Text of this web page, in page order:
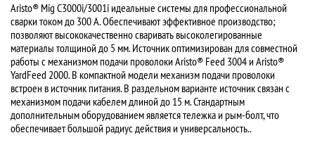
Aristo® Mig C3000i/3001i идеальные системы для профессиональной
сварки током до 300 А. Обеспечивают эффективное производство;
позволяют высококачественно сваривать высоколегированные
материалы толщиной до 5 мм. Источник оптимизирован для совместной
работы с механизмом подачи проволоки Aristo® Feed 3004 и Aristo®
YardFeed 2000. В компактной модели механизм подачи проволоки
встроен в источник питания. В раздельном варианте источник связан с
механизмом подачи кабелем длиной до 15 м. Стандартным
дополнительным оборудованием является тележка и рым-болт, что
обеспечивает большой радиус действия и универсальность..